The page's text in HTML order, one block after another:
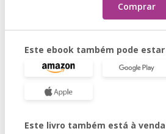
Comprar
Este ebook também pode estar
Este livro também está à